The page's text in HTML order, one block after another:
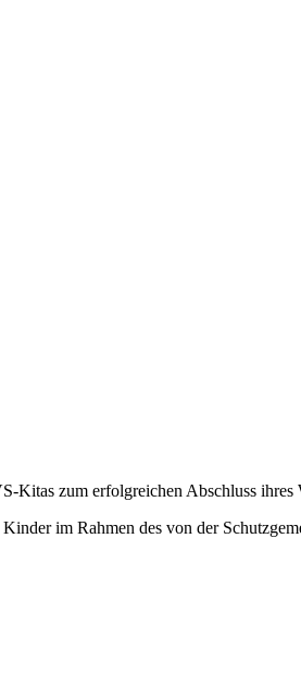
Kitas zum erfolgreichen Abschluss ihres
im Rahmen des von der